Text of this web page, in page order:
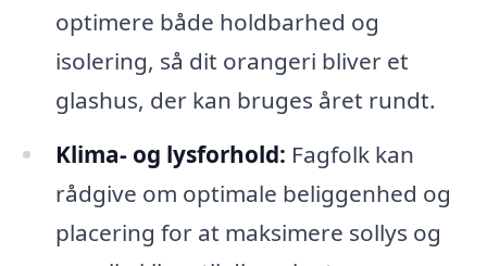
optimere både holdbarhed og
isolering, så dit orangeri bliver et
glashus, der kan bruges året rundt.
Klima- og lysforhold: Fagfolk kan
rådgive om optimale beliggenhed og
placering for at maksimere sollys og